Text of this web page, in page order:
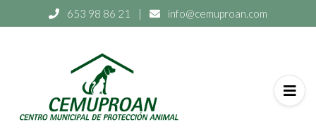
653 98 86 21 | info@cemuproan.com